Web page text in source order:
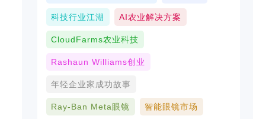
科技行业江湖 AI农业解决方案
CloudFarms农业科技
Rashaun Williams创业
年轻企业家成功故事
Ray-Ban Meta眼镜 智能眼镜市场